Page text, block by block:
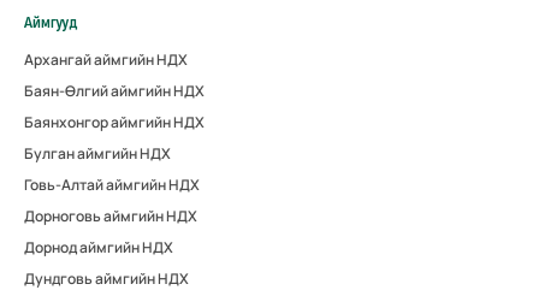
Аймгууд
Архангай аймгийн НДХ
Баян-Өлгий аймгийн НДХ
Баянхонгор аймгийн НДХ
Булган аймгийн НДХ
Говь-Алтай аймгийн НДХ
Дорноговь аймгийн НДХ
Дорнод аймгийн НДХ
Дундговь аймгийн НДХ